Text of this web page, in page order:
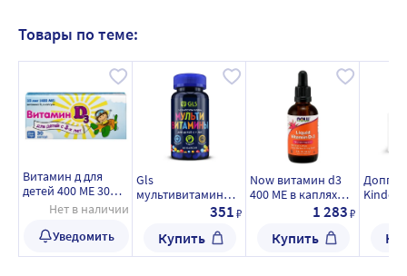
Товары по теме:
Витамин д для
детей 400 МЕ 30
шт. капсулы
реалкапс/
Нет в наличии
Уведомить
Gls
мультивитамины
для детей 60 шт.
450 мг
351₽
Купить
Now витамин d3
400 МЕ в каплях
для детей 59 мл
с дозатором
1 283₽
Купить
Kinder
60 шт.